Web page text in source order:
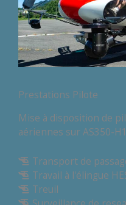
Prestations Pilote
Mise à disposition de
aériennes sur AS350-
Transport de
Travail à l'élingue
Treuil